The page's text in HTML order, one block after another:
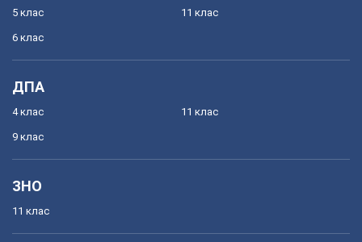
5 клас
6 клас
11 клас
ДПА
4 клас
9 клас
11 клас
ЗНО
11 клас